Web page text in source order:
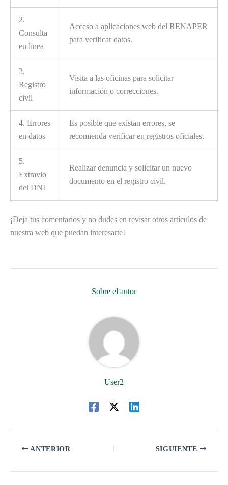
2.
Consulta
en línea
Acceso a aplicaciones web del RENAPER
para verificar datos.
3.
Registro
civil
Visita a las oficinas para solicitar
información o correcciones.
4. Errores
en datos
Es posible que existan errores, se
recomienda verificar en registros oficiales.
5.
Extravio
del DNI
Realizar denuncia y solicitar un nuevo
documento en el registro civil.
¡Deja tus comentarios y no dudes en revisar otros artículos de
nuestra web que puedan interesarte!
Sobre el autor
User2
ANTERIOR SIGUIENTE